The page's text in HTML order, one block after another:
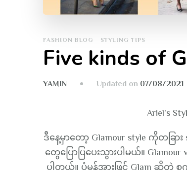
FASHION BLOG STYLING TIPS
Five kinds of
YAMIN Updated on 07/08/2021
Ariel’s
ဒီနေ့မှာတော့ Glamour style ကိုတခ
တွေပြောပြပေးသွားပါမယ်။
ပါတယ်။ ပုံမှန်အားဖြင့် Glam ဆိုတဲ့ စ